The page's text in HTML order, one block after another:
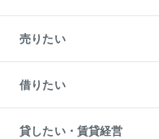
新築・分譲マンションの購入
中古マンションの購入
一戸建ての購入
中古一戸建ての購入
不動産購入の流れ
注目キーワード物件特集
売りたい
一戸建ての売却・査定
土地の売却・査定
スピードAI査定
不動産査定について
借りたい
オフィス・店舗の賃貸
貸したい・賃貸経営